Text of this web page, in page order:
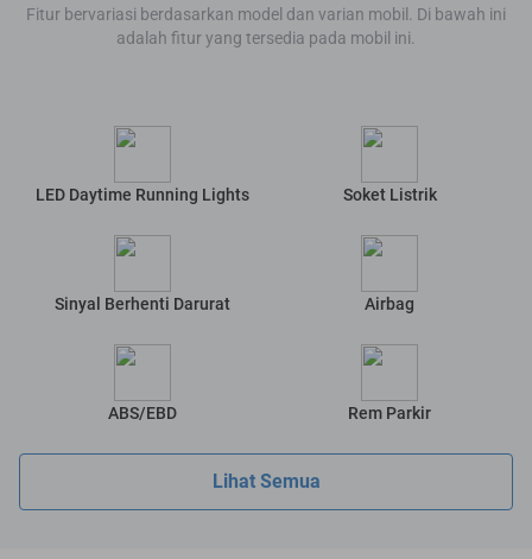
Fitur bervariasi berdasarkan model dan varian mobil. Di bawah ini
adalah fitur yang tersedia pada mobil ini.
LED Daytime Running Lights Soket Listrik
Sinyal Berhenti Darurat Airbag
ABS/EBD Rem Parkir
Lihat Semua